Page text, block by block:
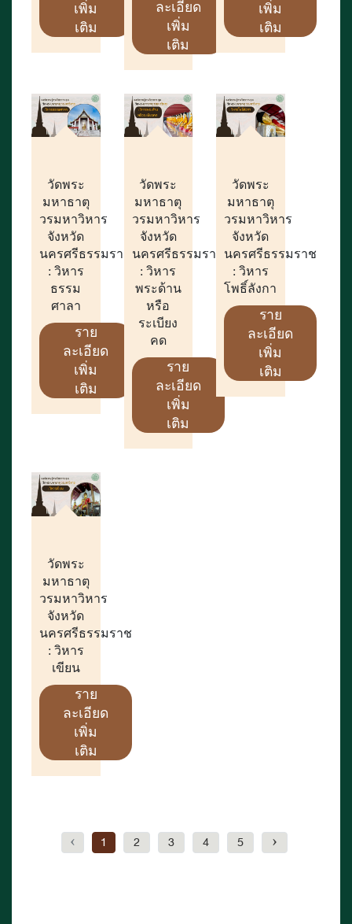
เพิ่ม
เติม
ละเอียด
เพิ่ม
เติม
เพิ่ม
เติม
วัดพระ
มหาธาตุ
วรมหาวิหาร
จังหวัด
นครศรีธรรมราช
: วิหาร
ธรรม
ศาลา
ราย
ละเอียด
เพิ่ม
เติม
วัดพระ
มหาธาตุ
วรมหาวิหาร
จังหวัด
นครศรีธรรมราช
: วิหาร
พระด้าน
หรือ
ระเบียง
คด
ราย
ละเอียด
เพิ่ม
เติม
วัดพระ
มหาธาตุ
วรมหาวิหาร
จังหวัด
นครศรีธรรมราช
: วิหาร
โพธิ์ลังกา
ราย
ละเอียด
เพิ่ม
เติม
วัดพระ
มหาธาตุ
วรมหาวิหาร
จังหวัด
นครศรีธรรมราช
: วิหาร
เขียน
ราย
ละเอียด
เพิ่ม
เติม
‹ 1 2 3 4 5 ›